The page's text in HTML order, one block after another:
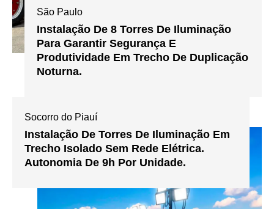
São Paulo
Instalação De 8 Torres De Iluminação
Para Garantir Segurança E
Produtividade Em Trecho De Duplicação
Noturna.
Socorro do Piauí
Instalação De Torres De Iluminação Em
Trecho Isolado Sem Rede Elétrica.
Autonomia De 9h Por Unidade.